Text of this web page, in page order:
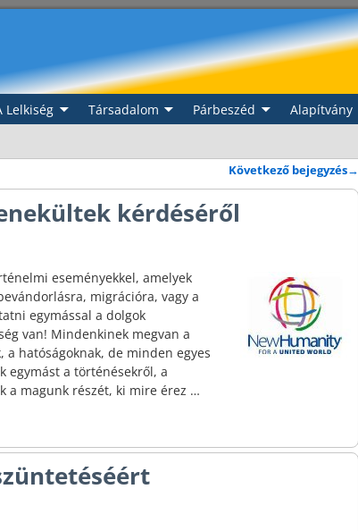
Lelkiség Társadalom Párbeszéd Alapítvány
Következő bejegyzés→
kérdéséről
eseményekkel, amelyek
migrációra, vagy a
egymással a dolgok
van! Mindenkinek megvan a
hatóságoknak, de minden egyes
egymást a történésekről, a
a magunk részét, ki mire érez …